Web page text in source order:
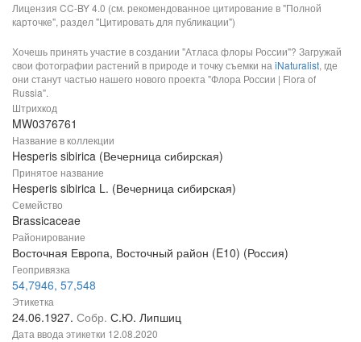
Лицензия CC-BY 4.0 (см. рекомендованное цитирование в "Полной
карточке", раздел "Цитировать для публикации")
Хочешь принять участие в создании "Атласа флоры России"? Загружай
свои фотографии растений в природе и точку съемки на iNaturalist, где
они станут частью нашего нового проекта "Флора России | Flora of
Russia".
Штрихкод
MW0376761
Название в коллекции
Hesperis sibirica (Вечерница сибирская)
Принятое название
Hesperis sibirica L. (Вечерница сибирская)
Семейство
Brassicaceae
Районирование
Восточная Европа, Восточный район (E10) (Россия)
Геопривязка
54,7946, 57,548
Этикетка
24.06.1927. Собр. С.Ю. Липшиц
Дата ввода этикетки 12.08.2020